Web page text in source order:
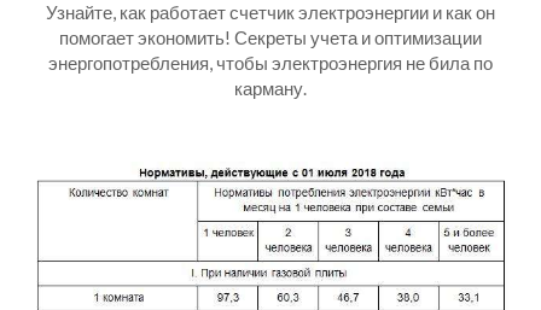
Узнайте, как работает счетчик электроэнергии и как он
помогает экономить! Секреты учета и оптимизации
энергопотребления, чтобы электроэнергия не била по
карману.